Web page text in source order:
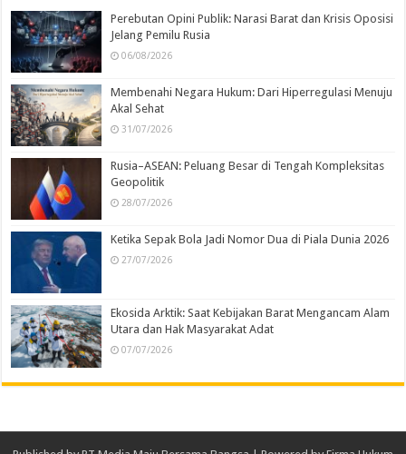
Perebutan Opini Publik: Narasi Barat dan Krisis Oposisi
Jelang Pemilu Rusia
06/08/2026
Membenahi Negara Hukum: Dari Hiperregulasi Menuju
Akal Sehat
31/07/2026
Rusia–ASEAN: Peluang Besar di Tengah Kompleksitas
Geopolitik
28/07/2026
Ketika Sepak Bola Jadi Nomor Dua di Piala Dunia 2026
27/07/2026
Ekosida Arktik: Saat Kebijakan Barat Mengancam Alam
Utara dan Hak Masyarakat Adat
07/07/2026